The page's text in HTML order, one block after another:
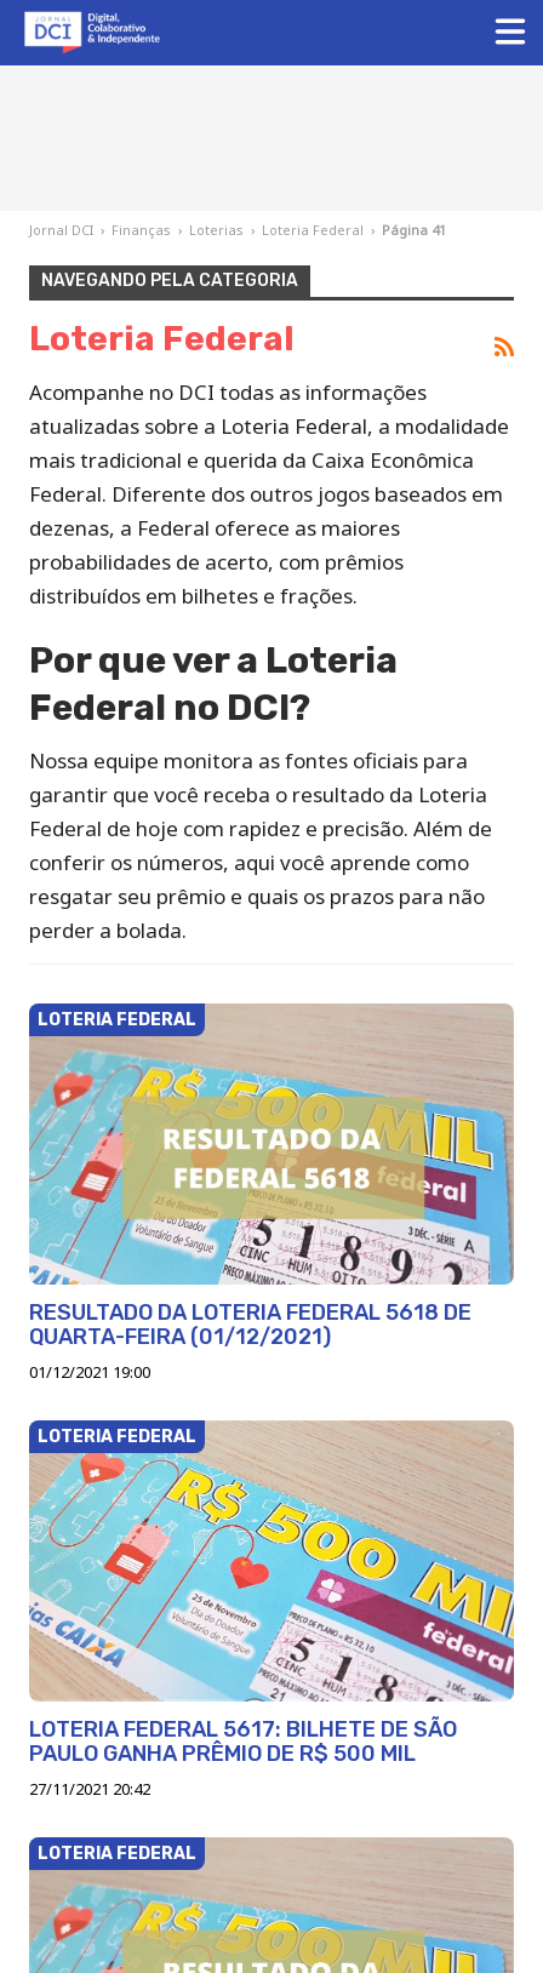
Jornal DCI › Finanças › Loterias › Loteria Federal › Página 41
NAVEGANDO PELA CATEGORIA
Loteria Federal
Acompanhe no DCI todas as informações
atualizadas sobre a Loteria Federal, a modalidade
mais tradicional e querida da Caixa Econômica
Federal. Diferente dos outros jogos baseados em
dezenas, a Federal oferece as maiores
probabilidades de acerto, com prêmios
distribuídos em bilhetes e frações.
Por que ver a Loteria
Federal no DCI?
Nossa equipe monitora as fontes oficiais para
garantir que você receba o resultado da Loteria
Federal de hoje com rapidez e precisão. Além de
conferir os números, aqui você aprende como
resgatar seu prêmio e quais os prazos para não
perder a bolada.
LOTERIA FEDERAL
RESULTADO DA LOTERIA FEDERAL 5618 DE
QUARTA-FEIRA (01/12/2021)
01/12/2021 19:00
LOTERIA FEDERAL
LOTERIA FEDERAL 5617: BILHETE DE SÃO
PAULO GANHA PRÊMIO DE R$ 500 MIL
27/11/2021 20:42
LOTERIA FEDERAL